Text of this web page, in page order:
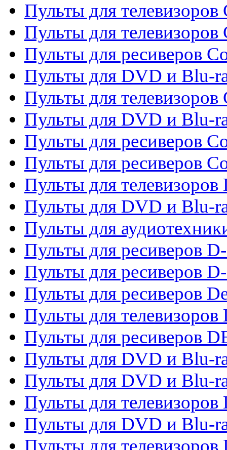
Пульты для телевизоров
Пульты для телевизоров
Пульты для ресиверов
Пульты для DVD и Blu-
Пульты для телевизоров
Пульты для DVD и Blu-
Пульты для ресиверов
Пульты для ресиверов
Пульты для телевизоров
Пульты для DVD и Blu-
Пульты для
Пульты для ресиверов
Пульты для ресиверов
Пульты для ресиверов
Пульты для телевизоров
Пульты для ресиверов
Пульты для DVD и Blu-
Пульты для DVD и Blu-
Пульты для
Пульты для DVD и Blu-
Пульты для телевизоров